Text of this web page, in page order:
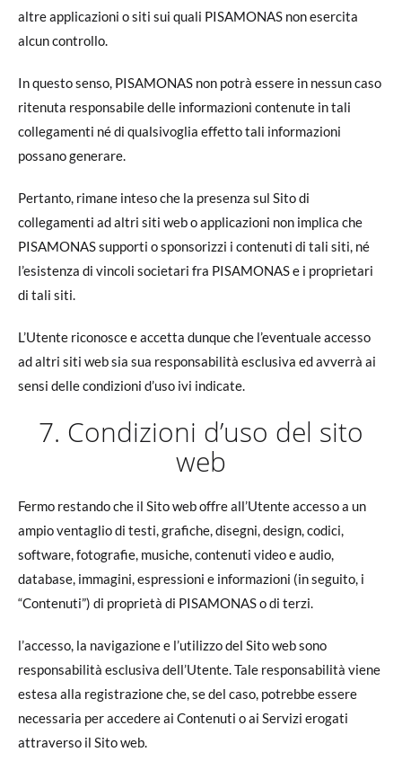
altre applicazioni o siti sui quali PISAMONAS non esercita
alcun controllo.
In questo senso, PISAMONAS non potrà essere in nessun caso
ritenuta responsabile delle informazioni contenute in tali
collegamenti né di qualsivoglia effetto tali informazioni
possano generare.
Pertanto, rimane inteso che la presenza sul Sito di
collegamenti ad altri siti web o applicazioni non implica che
PISAMONAS supporti o sponsorizzi i contenuti di tali siti, né
l’esistenza di vincoli societari fra PISAMONAS e i proprietari
di tali siti.
L’Utente riconosce e accetta dunque che l’eventuale accesso
ad altri siti web sia sua responsabilità esclusiva ed avverrà ai
sensi delle condizioni d’uso ivi indicate.
7. Condizioni d’uso del sito
web
Fermo restando che il Sito web offre all’Utente accesso a un
ampio ventaglio di testi, grafiche, disegni, design, codici,
software, fotografie, musiche, contenuti video e audio,
database, immagini, espressioni e informazioni (in seguito, i
“Contenuti”) di proprietà di PISAMONAS o di terzi.
l’accesso, la navigazione e l’utilizzo del Sito web sono
responsabilità esclusiva dell’Utente. Tale responsabilità viene
estesa alla registrazione che, se del caso, potrebbe essere
necessaria per accedere ai Contenuti o ai Servizi erogati
attraverso il Sito web.